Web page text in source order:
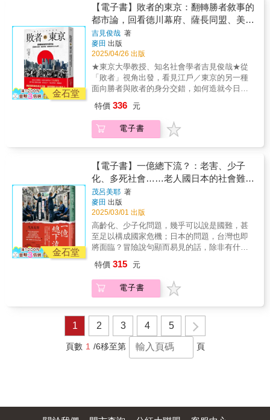
解印度與大英帝國，不可不讀。——《每日電
訊報》 一八六二年十一月一個霧濛濛的下午，
仰光，一具裹著屍布的屍體在一小隊英國士兵
的護送下，被送到了監獄圍牆內的一座無名墳
墓中。正如負責的英國專員所言，「不會有蛛
絲馬跡可讓人認出末代蒙兀兒皇帝的長眠之
處。」 最後一位蒙兀兒皇帝巴哈杜爾．沙．札
法爾二世是位神祕主義者、造詣深厚的詩人和
技藝精湛的書法家。儘管其先祖控制了印度的
絕大部分地區，但年邁的他卻只是名義上的國
他依然創造了一個無與倫比的輝煌宮廷，並引
發了現代印度歷史上或許是最偉大的文學復
興。 一八五七年，札法爾批准自己的印度軍隊
世紀任何帝國所面臨的最大起義。德里圍城
戰，是英國統治印度期間的史達林格勒攻防
戰，雙方拚死搏鬥，哪一方都不能退；更是英
帝國史上最恐怖的事件之一，雙方都有數千人
喪生。當英國人占領這座城市，並在接續的九
十年中控制了次大陸後，數萬名印度人被處
決，其中包括札法爾的三個兒子。經過四個月
的圍困，曾是文化輝煌、文人薈萃的德里，淪
最後在那裡去世。而他是可追溯至十六世紀的
史學家威廉‧達爾林普爾根據開創性的、以前未
被發現的烏爾都語和波斯語手稿，對此一決定
性事件過程進行了有力的複述，這些手稿包括
印度目擊者的陳述，以及德里圍城期間法院、
警察和行政部門的紀錄。《印度末代帝國：
1857年德里戰役揭開蒙兀兒王朝的覆滅》是一
部啟示性的作品，首次從印度視角呈現德里陷
外專家、媒體一致推薦（按筆畫數排
列） Seayu│《即食歷史》部落客、歷史普及作
金石堂
【電子書】敗者的東京：翻轉勝者敘事的
都市論，回看德川幕府、薩長同盟、美軍
進駐的三次占領
吉見俊哉 著
麥田 出版
2025/04/26 出版
★東京大學教授、知名社會學者吉見俊哉★從
「敗者」視角出發，看見江戶／東京的另一種
面向勝者與敗者的身分交錯，如何造就今日東
教授呂紹理｜國立臺灣大學歷史學系教授黃舒
楣｜國立臺灣大學建築與城鄉研究所副教授藍
適齊｜國立政治大學歷史學系副教授蘇碩斌｜
街頭巷尾▍歷史的透視法──遠景、中景到近
景，從「敗者」視角探索東京的發展脈絡▍多
重角度╳非線性歷史敘事，對東京這座城市的
再審視 東京是世界級的巨型都市，財富和
人口高度集中於此地，然而它至少被占領過三
次──分別是一五九○年的德川幕府、一八六八
年的薩長同盟，以及一九四五年的美軍進駐。
若於今日的東京街頭漫步，仔細觀察便會發
現，在勝者所描繪的風景中，尚存敗者回憶裡
的舊日景色，揭示著歷史的橫截面。 本書
觀，穿梭於不同時空的東京。透過吉見教授紮
實的考察與細膩的筆法，我們將一探交錯堆疊
的歷史層，在全球史觀與家族史觀之間來回勘
查，尋找隱藏在東京各處的「敗者」記憶：從
繩文人、渡來人與德川幕府的權力更迭、薩長
勝利後的擁幕派悲劇，到明治維新流民賭徒的
身影和紡織女工的辛酸等。作者還考察了自身
家族史，體現個人與家庭如何嵌入時代背景，
特價 336 元
電子書
金石堂
【電子書】一億總下流？：老害、少子
化、多死社會……老人國日本的社會難題
與國家危機
茂呂美耶 著
麥田 出版
2025/03/01 出版
高齡化、少子化問題，幾乎可以說是國難，甚
至足以構成國家危機；日本的問題，台灣也即
將面臨？冒險說句顯而易見的話，除非有什麼
復存在。這將是全世界的一個巨大損失。——
伊隆・馬斯克（Elon Reeve Musk）特別推薦
——林萬億（臺灣老人學學會創會理事長、臺
革行動聯盟理事長）畢柳鶯（《斷食善終》作
者、衛福部臺中醫院復健科資深教學醫師）
（依姓氏筆劃排序）●關於本書日本為何會形成
「多死社會」、「獨居社會」與「孤獨死」的
特價 315 元
電子書
1 2 3 4 5
頁數 1 /6移至第 頁